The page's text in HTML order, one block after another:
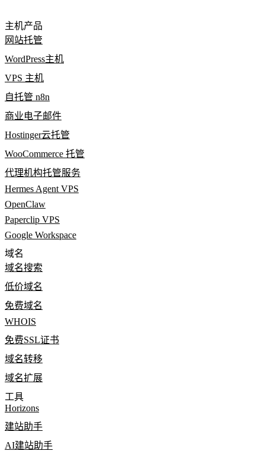
主机产品
网站托管
WordPress主机
VPS 主机
自托管 n8n
商业电子邮件
Hostinger云托管
WooCommerce 托管
代理机构托管服务
Hermes Agent VPS
OpenClaw
Paperclip VPS
Google Workspace
域名
域名搜索
低价域名
免费域名
WHOIS
免费SSL证书
域名转移
域名扩展
工具
Horizons
建站助手
AI建站助手